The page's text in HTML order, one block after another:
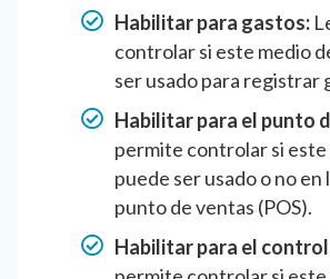
Habilitar para gastos:
controlar si este medio
ser usado para registrar
Habilitar para el punto
permite controlar si este
puede ser usado o no
punto de ventas (POS).
Habilitar para el